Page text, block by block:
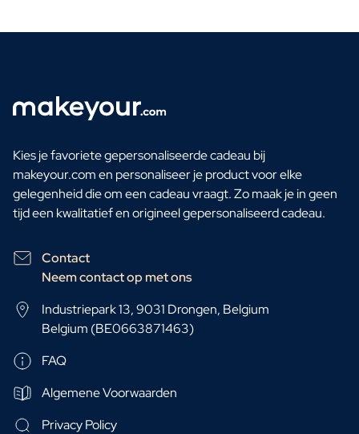
Kies je favoriete gepersonaliseerde cadeau bij
makeyour.com en personaliseer je product voor elke
gelegenheid die om een cadeau vraagt. Zo maak je in geen
tijd een kwalitatief en origineel gepersonaliseerd cadeau.
Contact
Neem contact op met ons
Industriepark 13, 9031 Drongen, Belgium
Belgium (BE0663871463)
FAQ
Algemene Voorwaarden
Privacy Policy